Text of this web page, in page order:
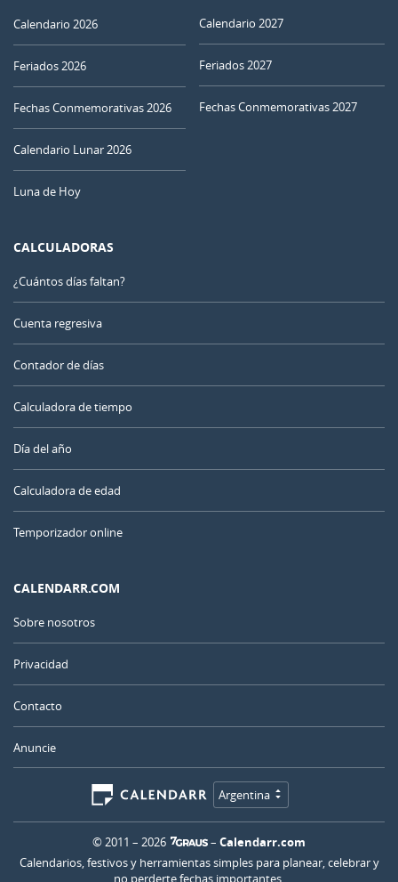
Calendario 2026
Feriados 2026
Fechas Conmemorativas 2026
Calendario Lunar 2026
Luna de Hoy
Calendario 2027
Feriados 2027
Fechas Conmemorativas 2027
CALCULADORAS
¿Cuántos días faltan?
Cuenta regresiva
Contador de días
Calculadora de tiempo
Día del año
Calculadora de edad
Temporizador online
CALENDARR.COM
Sobre nosotros
Privacidad
Contacto
Anuncie
Argentina
© 2011 – 2026 – Calendarr.com
Calendarios, festivos y herramientas simples para planear, celebrar y
no perderte fechas importantes.